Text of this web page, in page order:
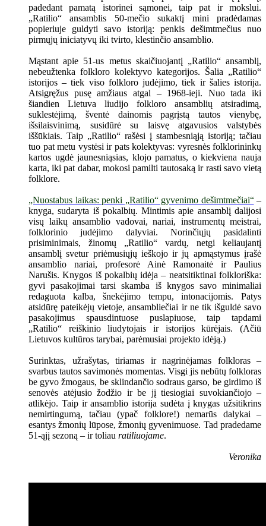
padedant pamatą istorinei sąmonei, taip pat ir mokslui.
„Ratilio“ ansamblis 50-mečio sukaktį mini pradėdamas
popieriuje guldyti savo istoriją: penkis dešimtmečius nuo
pirmųjų iniciatyvų iki tvirto, klestinčio ansamblio.
Mąstant apie 51-us metus skaičiuojantį „Ratilio“ ansamblį,
nebeužtenka folkloro kolektyvo kategorijos. Šalia „Ratilio“
istorijos – tiek viso folkloro judėjimo, tiek ir šalies istorija.
Atsigręžus pusę amžiaus atgal – 1968-ieji. Nuo tada iki
šiandien Lietuva liudijo folkloro ansamblių atsiradimą,
suklestėjimą, šventė dainomis pagrįstą tautos vienybę,
išsilaisvinimą, susidūrė su laisvę atgavusios valstybės
iššūkiais. Taip „Ratilio“ rašėsi į stambesniąją istoriją; tačiau
tuo pat metu vystėsi ir pats kolektyvas: vyresnės folklorininkų
kartos ugdė jaunesniąsias, klojo pamatus, o kiekviena nauja
karta, iki pat dabar, mokosi pamilti tautosaką ir rasti savo vietą
folklore.
„Nuostabus laikas: penki „Ratilio“ gyvenimo dešimtmečiai“–
knyga, sudaryta iš pokalbių. Mintimis apie ansamblį dalijosi
visų laikų ansamblio vadovai, nariai, instrumentų meistrai,
folklorinio judėjimo dalyviai. Norinčiųjų pasidalinti
prisiminimais, žinomų „Ratilio“ vardų, netgi keliaujantį
ansamblį svetur priėmusiųjų ieškojo ir jų apmąstymus įrašė
ansamblio nariai, profesorė Ainė Ramonaitė ir Paulius
Narušis. Knygos iš pokalbių idėja – neatsitiktinai folkloriška:
gyvi pasakojimai tarsi skamba iš knygos savo minimaliai
redaguota kalba, šnekėjimo tempu, intonacijomis. Patys
atsidūrę pateikėjų vietoje, ansambliečiai ir ne tik išguldė savo
pasakojimus spausdintuose puslapiuose, taip tapdami
„Ratilio“ reiškinio liudytojais ir istorijos kūrėjais. (Ačiū
Lietuvos kultūros tarybai, parėmusiai projekto idėją.)
Surinktas, užrašytas, tiriamas ir nagrinėjamas folkloras –
svarbus tautos savimonės momentas. Visgi jis nebūtų folkloras
be gyvo žmogaus, be sklindančio sodraus garso, be girdimo iš
senovės atėjusio žodžio ir be jį tiesiogiai suvokiančiojo –
atlikėjo. Taip ir ansamblio istorija sudėta į knygas užsitikrins
nemirtingumą, tačiau (ypač folklore!) nemarūs dalykai –
esantys žmonių lūpose, žmonių gyvenimuose. Tad pradedame
51-ąjį sezoną – ir toliau ratiliuojame.
Veronika